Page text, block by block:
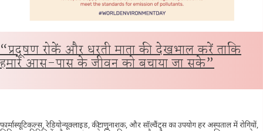
“प्रदूषण रोकें और धरती माता की देखभाल करें ताकि
हमारे आस-पास के जीवन को बचाया जा सके”
फार्मास्यूटिकल्स, रेडियोन्यूक्लाइड, कीटाणुनाशक, और सॉल्वैंट्स का उपयोग हर अस्पताल में रोगियों,